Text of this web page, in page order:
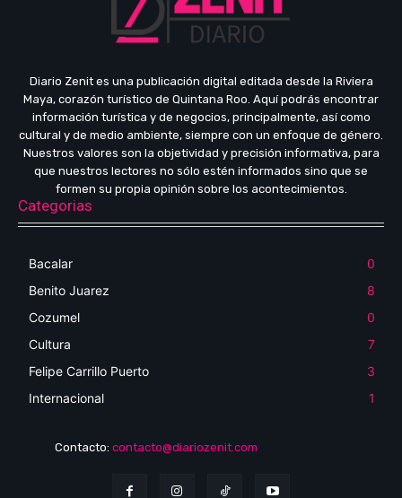
Diario Zenit es una publicación digital editada desde la Riviera
Maya, corazón turístico de Quintana Roo. Aquí podrás encontrar
información turística y de negocios, principalmente, así como
cultural y de medio ambiente, siempre con un enfoque de género.
Nuestros valores son la objetividad y precisión informativa, para
que nuestros lectores no sólo estén informados sino que se
formen su propia opinión sobre los acontecimientos.
Categorias
Bacalar
0
Benito Juarez
8
Cozumel
0
Cultura
7
Felipe Carrillo Puerto
3
Internacional
1
Contacto: contacto@diariozenit.com